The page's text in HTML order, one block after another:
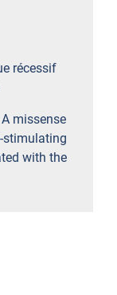
récessif
missense
stimulating
with the